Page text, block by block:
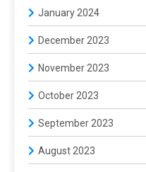
January 2024
December 2023
November 2023
October 2023
September 2023
August 2023